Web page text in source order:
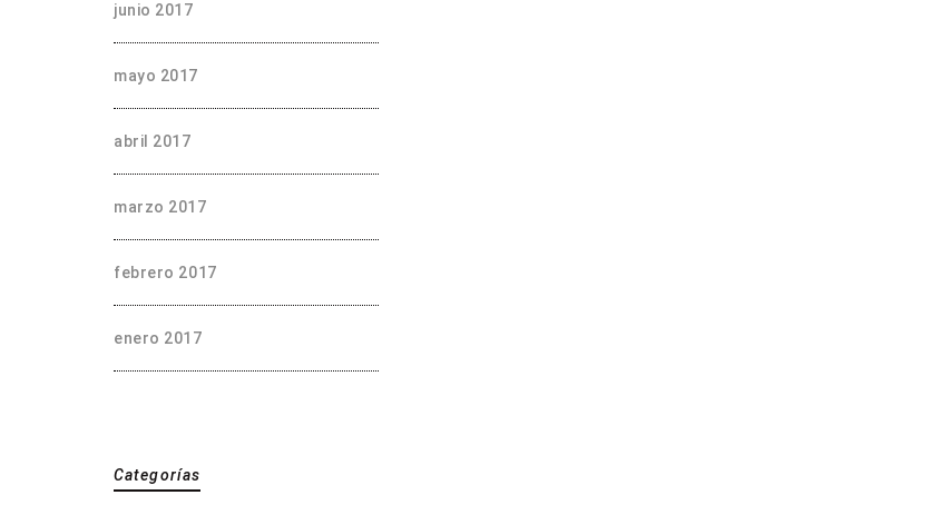
junio 2017
mayo 2017
abril 2017
marzo 2017
febrero 2017
enero 2017
Categorías